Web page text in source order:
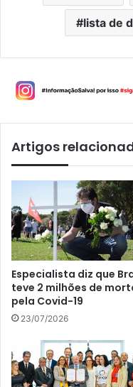
lista de
Artigos
Especialista diz que
teve 2 milhões de
pela Covid-19
23/07/2026